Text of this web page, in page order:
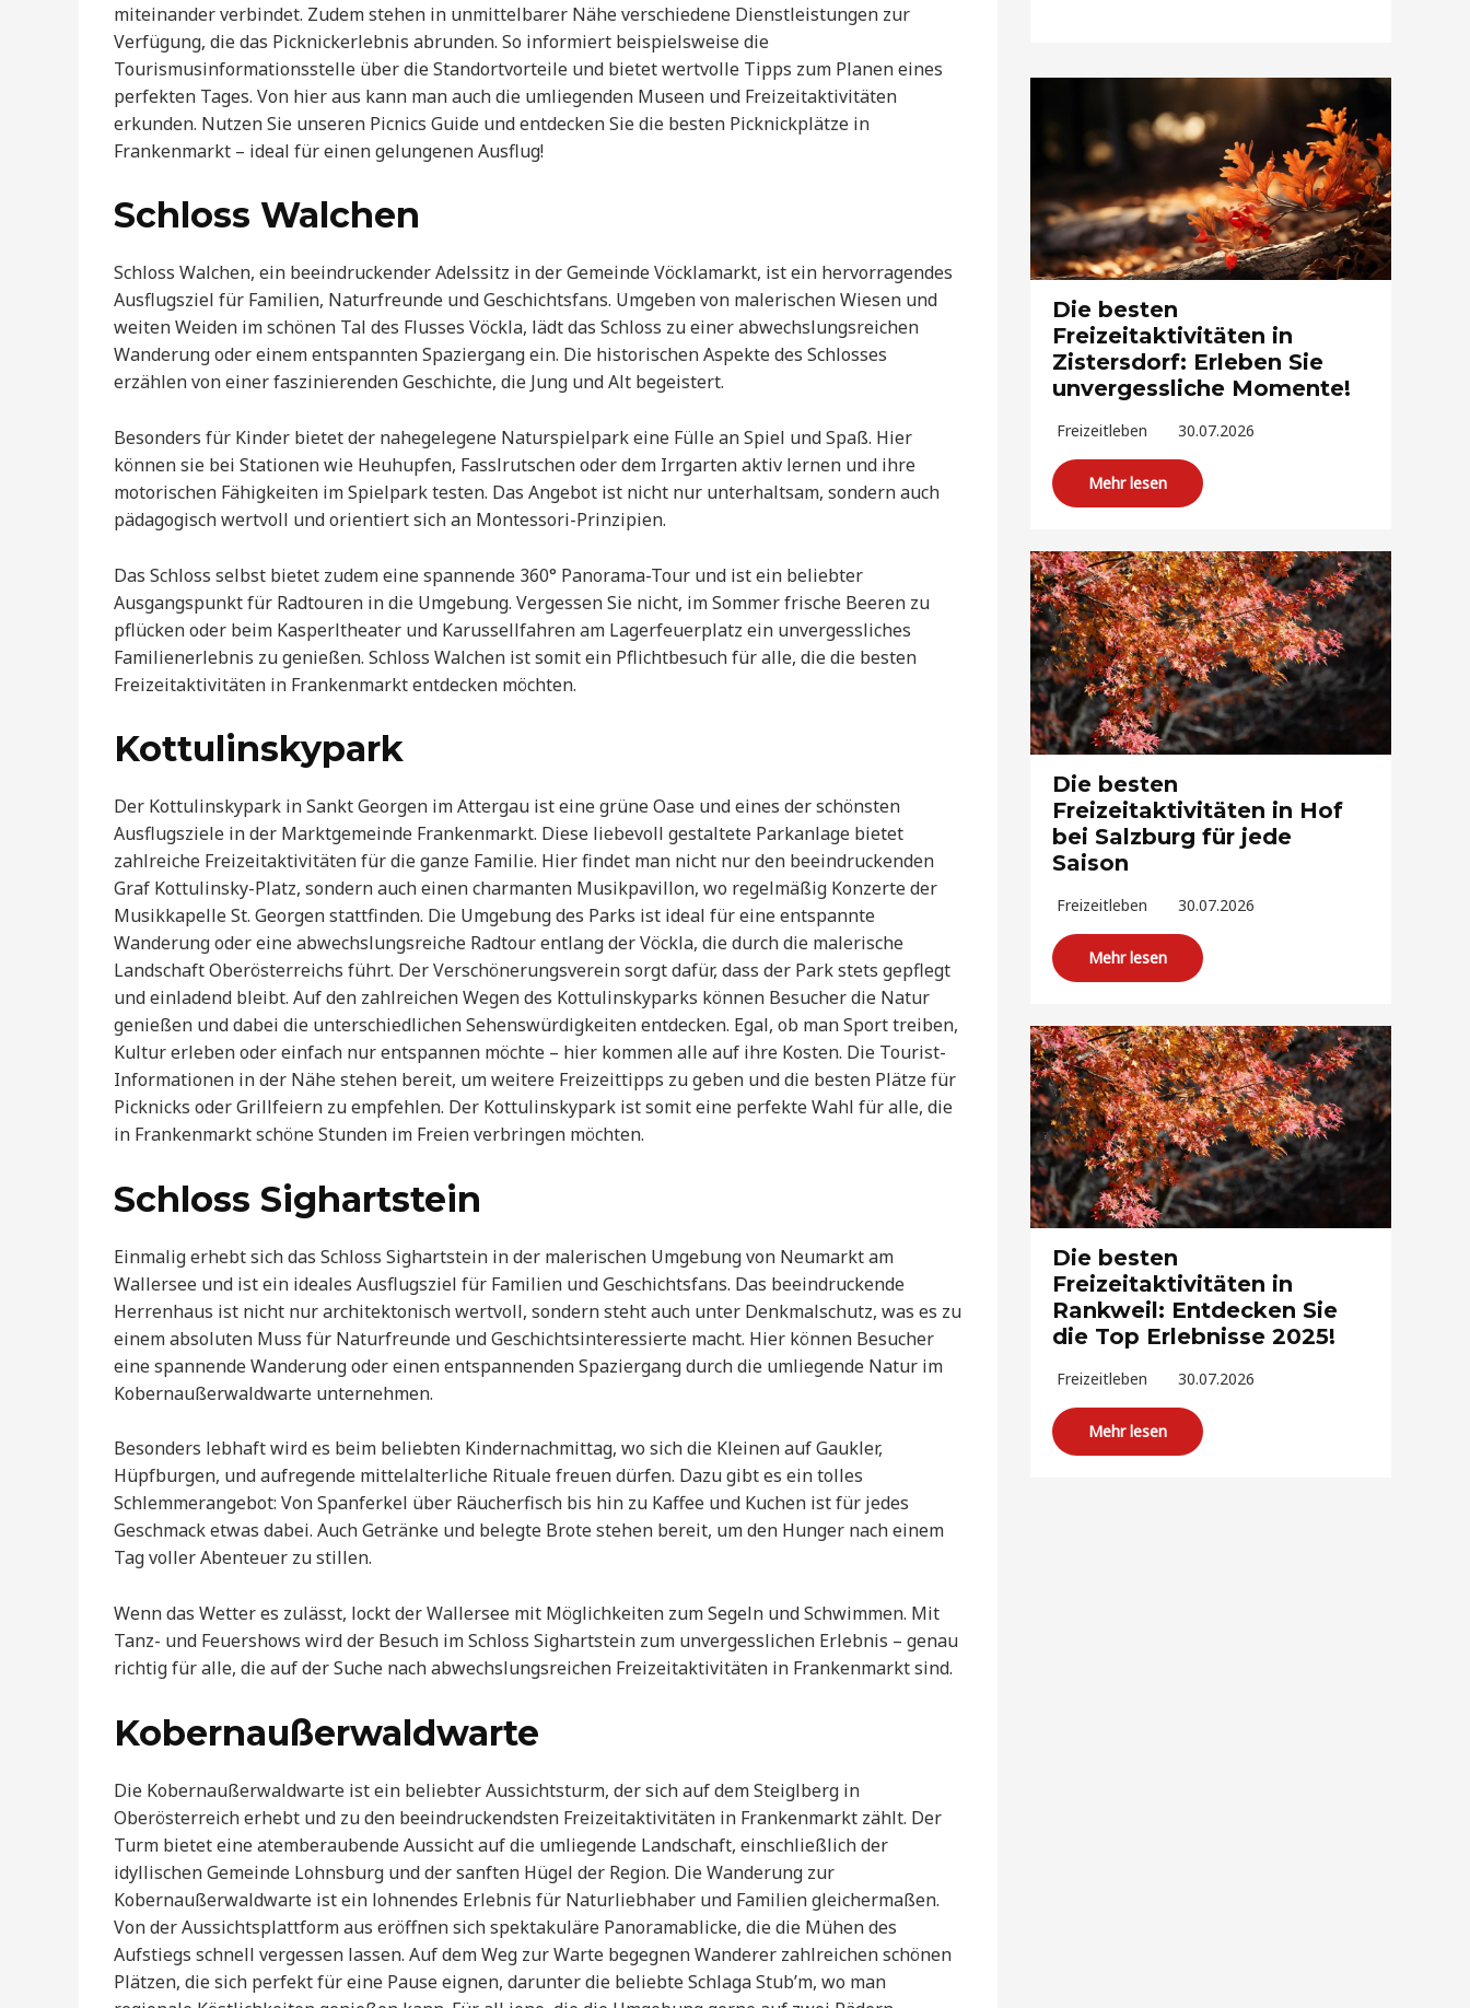
miteinander verbindet. Zudem stehen in unmittelbarer Nähe verschiedene Dienstleistungen zur
Verfügung, die das Picknickerlebnis abrunden. So informiert beispielsweise die
Tourismusinformationsstelle über die Standortvorteile und bietet wertvolle Tipps zum Planen eines
perfekten Tages. Von hier aus kann man auch die umliegenden Museen und Freizeitaktivitäten
erkunden. Nutzen Sie unseren Picnics Guide und entdecken Sie die besten Picknickplätze in
Frankenmarkt – ideal für einen gelungenen Ausflug!
Schloss Walchen
Schloss Walchen, ein beeindruckender Adelssitz in der Gemeinde Vöcklamarkt, ist ein hervorragendes
Ausflugsziel für Familien, Naturfreunde und Geschichtsfans. Umgeben von malerischen Wiesen und
weiten Weiden im schönen Tal des Flusses Vöckla, lädt das Schloss zu einer abwechslungsreichen
Wanderung oder einem entspannten Spaziergang ein. Die historischen Aspekte des Schlosses
erzählen von einer faszinierenden Geschichte, die Jung und Alt begeistert.
Besonders für Kinder bietet der nahegelegene Naturspielpark eine Fülle an Spiel und Spaß. Hier
können sie bei Stationen wie Heuhupfen, Fasslrutschen oder dem Irrgarten aktiv lernen und ihre
motorischen Fähigkeiten im Spielpark testen. Das Angebot ist nicht nur unterhaltsam, sondern auch
pädagogisch wertvoll und orientiert sich an Montessori-Prinzipien.
Das Schloss selbst bietet zudem eine spannende 360° Panorama-Tour und ist ein beliebter
Ausgangspunkt für Radtouren in die Umgebung. Vergessen Sie nicht, im Sommer frische Beeren zu
pflücken oder beim Kasperltheater und Karussellfahren am Lagerfeuerplatz ein unvergessliches
Familienerlebnis zu genießen. Schloss Walchen ist somit ein Pflichtbesuch für alle, die die besten
Freizeitaktivitäten in Frankenmarkt entdecken möchten.
Kottulinskypark
Der Kottulinskypark in Sankt Georgen im Attergau ist eine grüne Oase und eines der schönsten
Ausflugsziele in der Marktgemeinde Frankenmarkt. Diese liebevoll gestaltete Parkanlage bietet
zahlreiche Freizeitaktivitäten für die ganze Familie. Hier findet man nicht nur den beeindruckenden
Graf Kottulinsky-Platz, sondern auch einen charmanten Musikpavillon, wo regelmäßig Konzerte der
Musikkapelle St. Georgen stattfinden. Die Umgebung des Parks ist ideal für eine entspannte
Wanderung oder eine abwechslungsreiche Radtour entlang der Vöckla, die durch die malerische
Landschaft Oberösterreichs führt. Der Verschönerungsverein sorgt dafür, dass der Park stets gepflegt
und einladend bleibt. Auf den zahlreichen Wegen des Kottulinskyparks können Besucher die Natur
genießen und dabei die unterschiedlichen Sehenswürdigkeiten entdecken. Egal, ob man Sport treiben,
Kultur erleben oder einfach nur entspannen möchte – hier kommen alle auf ihre Kosten. Die Tourist-
Informationen in der Nähe stehen bereit, um weitere Freizeittipps zu geben und die besten Plätze für
Picknicks oder Grillfeiern zu empfehlen. Der Kottulinskypark ist somit eine perfekte Wahl für alle, die
in Frankenmarkt schöne Stunden im Freien verbringen möchten.
Schloss Sighartstein
Einmalig erhebt sich das Schloss Sighartstein in der malerischen Umgebung von Neumarkt am
Wallersee und ist ein ideales Ausflugsziel für Familien und Geschichtsfans. Das beeindruckende
Herrenhaus ist nicht nur architektonisch wertvoll, sondern steht auch unter Denkmalschutz, was es zu
einem absoluten Muss für Naturfreunde und Geschichtsinteressierte macht. Hier können Besucher
eine spannende Wanderung oder einen entspannenden Spaziergang durch die umliegende Natur im
Kobernaußerwaldwarte unternehmen.
Besonders lebhaft wird es beim beliebten Kindernachmittag, wo sich die Kleinen auf Gaukler,
Hüpfburgen, und aufregende mittelalterliche Rituale freuen dürfen. Dazu gibt es ein tolles
Schlemmerangebot: Von Spanferkel über Räucherfisch bis hin zu Kaffee und Kuchen ist für jedes
Geschmack etwas dabei. Auch Getränke und belegte Brote stehen bereit, um den Hunger nach einem
Tag voller Abenteuer zu stillen.
Wenn das Wetter es zulässt, lockt der Wallersee mit Möglichkeiten zum Segeln und Schwimmen. Mit
Tanz- und Feuershows wird der Besuch im Schloss Sighartstein zum unvergesslichen Erlebnis – genau
richtig für alle, die auf der Suche nach abwechslungsreichen Freizeitaktivitäten in Frankenmarkt sind.
Kobernaußerwaldwarte
Die Kobernaußerwaldwarte ist ein beliebter Aussichtsturm, der sich auf dem Steiglberg in
Oberösterreich erhebt und zu den beeindruckendsten Freizeitaktivitäten in Frankenmarkt zählt. Der
Turm bietet eine atemberaubende Aussicht auf die umliegende Landschaft, einschließlich der
idyllischen Gemeinde Lohnsburg und der sanften Hügel der Region. Die Wanderung zur
Kobernaußerwaldwarte ist ein lohnendes Erlebnis für Naturliebhaber und Familien gleichermaßen.
Von der Aussichtsplattform aus eröffnen sich spektakuläre Panoramablicke, die die Mühen des
Aufstiegs schnell vergessen lassen. Auf dem Weg zur Warte begegnen Wanderer zahlreichen schönen
Plätzen, die sich perfekt für eine Pause eignen, darunter die beliebte Schlaga Stub’m, wo man
Die besten
Freizeitaktivitäten in
Zistersdorf: Erleben Sie
unvergessliche Momente!
Freizeitleben 30.07.2026
Mehr lesen
Die besten
Freizeitaktivitäten in Hof
bei Salzburg für jede
Saison
Freizeitleben 30.07.2026
Mehr lesen
Die besten
Freizeitaktivitäten in
Rankweil: Entdecken Sie
die Top Erlebnisse 2025!
Freizeitleben 30.07.2026
Mehr lesen